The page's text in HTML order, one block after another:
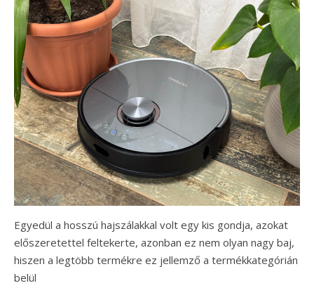
Egyedül a hosszú hajszálakkal volt egy kis gondja, azokat
előszeretettel feltekerte, azonban ez nem olyan nagy baj,
hiszen a legtöbb termékre ez jellemző a termékkategórián
belül